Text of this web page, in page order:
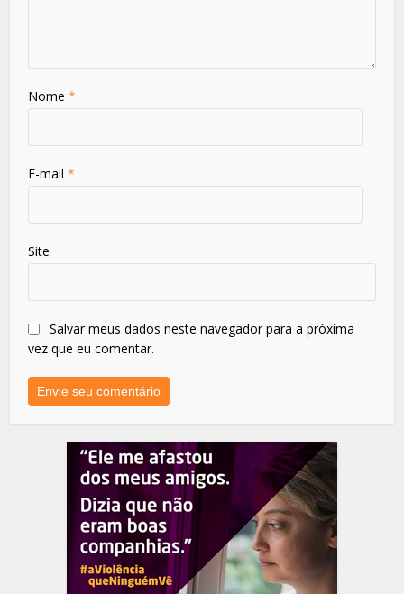
Nome*
E-mail*
Site
Salvar meus dados neste navegador para a próxima
vez que eu comentar.